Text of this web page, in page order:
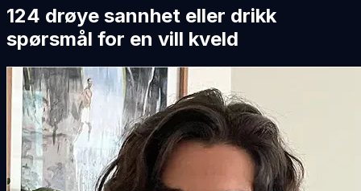
124 drøye sannhet eller drikk
spørsmål for en vill kveld